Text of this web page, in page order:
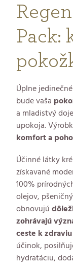
Pack:
Úplne
bude vaša
a mladistvý
upokoja.
komfort a
Účinné látky
získavané
100%
olejov,
obnovujú
zohrávajú
ceste k
účinok,
hydratáciu,